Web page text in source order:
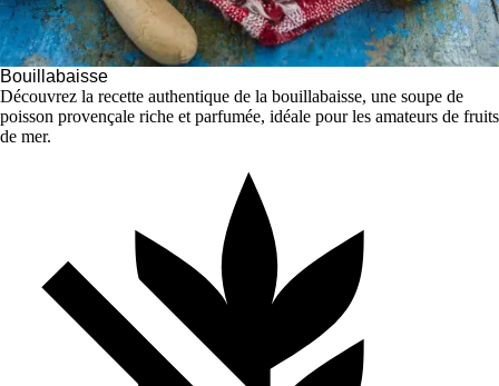
Bouillabaisse
Découvrez la recette authentique de la bouillabaisse, une soupe de
poisson provençale riche et parfumée, idéale pour les amateurs de fruits
de mer.